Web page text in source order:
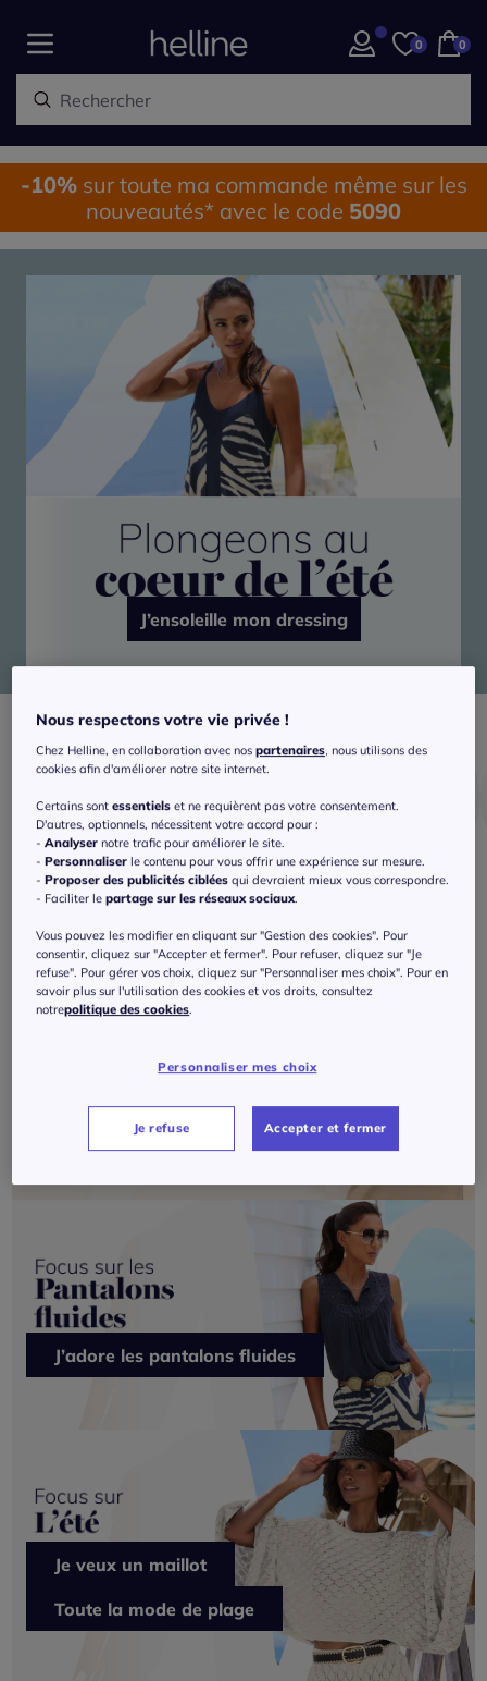
0 0
-10%sur toute ma commande même sur les
nouveautés* avec le code 5090
J’ensoleille mon dressing
Bain Shorts T-shirts
J’adore les pantalons fluides
Je veux un maillot
Toute la mode de plage
Nous respectons votre vie privée !
Chez Helline, en collaboration avec nospartenaires , nous utilisons des
cookies afin d'améliorer notre site internet.
Certains sontessentiels et ne requièrent pas votre consentement.
D'autres, optionnels, nécessitent votre accord pour :
-Analyser notre trafic pour améliorer le site.
-Personnaliser le contenu pour vous offrir une expérience sur mesure.
-Proposer des publicités ciblées qui devraient mieux vous correspondre.
- Faciliter lepartage sur les réseaux sociaux
Vous pouvez les modifier en cliquant sur "Gestion des cookies". Pour
consentir, cliquez sur "Accepter et fermer". Pour refuser, cliquez sur "Je
refuse". Pour gérer vos choix, cliquez sur "Personnaliser mes choix". Pour en
savoir plus sur l'utilisation des cookies et vos droits, consultez
notrepolitique des cookies
Personnaliser mes choix
Je refuse Accepter et fermer